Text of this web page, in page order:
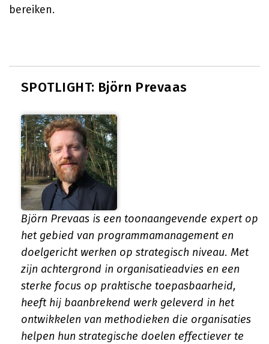
bereiken.
SPOTLIGHT: Björn Prevaas
Björn Prevaas is een toonaangevende expert op
het gebied van programmamanagement en
doelgericht werken op strategisch niveau. Met
zijn achtergrond in organisatieadvies en een
sterke focus op praktische toepasbaarheid,
heeft hij baanbrekend werk geleverd in het
ontwikkelen van methodieken die organisaties
helpen hun strategische doelen effectiever te